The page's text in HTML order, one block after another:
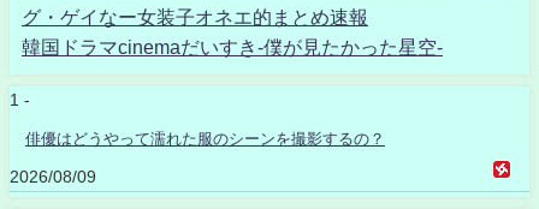
グ・ゲイなー女装子オネエ的まとめ速報
韓国ドラマcinemaだいすき-僕が見たかった星空-
1 -
俳優はどうやって濡れた服のシーンを撮影するの？
2026/08/09